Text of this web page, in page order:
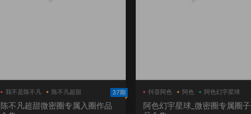
我不是陈不凡
陈不凡超甜
陈不凡超甜微密圈
37期
陈不凡超甜微密圈专属入圈作品
抖音阿色 阿色 阿色幻宇星球
阿色幻宇星球_微密圈专属圈